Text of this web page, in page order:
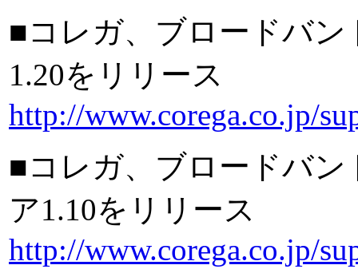
■コレガ、ブロードバン
1.20をリリース
http://www.corega.co.jp/
■コレガ、ブロードバン
ア1.10をリリース
http://www.corega.co.jp/